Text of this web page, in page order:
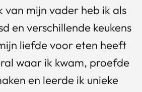
van mijn vader heb ik als
en verschillende keukens
liefde voor eten heeft
waar ik kwam, proefde
en leerde ik unieke